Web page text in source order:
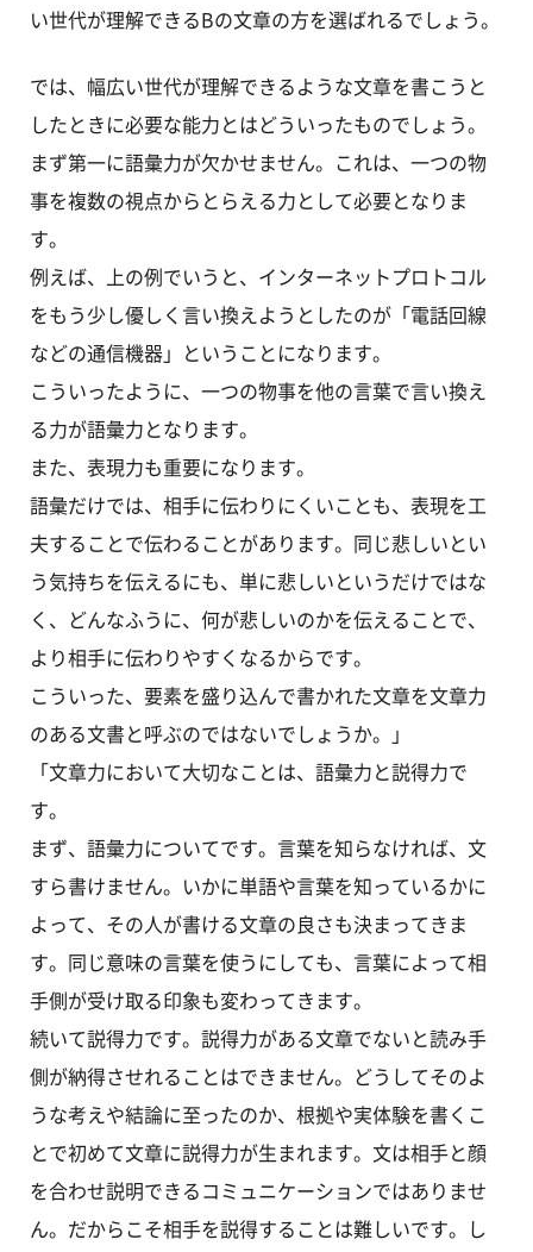
い世代が理解できるBの文章の方を選ばれるでしょう。
では、幅広い世代が理解できるような文章を書こうと
したときに必要な能力とはどういったものでしょう。
まず第一に語彙力が欠かせません。これは、一つの物
事を複数の視点からとらえる力として必要となりま
す。
例えば、上の例でいうと、インターネットプロトコル
をもう少し優しく言い換えようとしたのが「電話回線
などの通信機器」ということになります。
こういったように、一つの物事を他の言葉で言い換え
る力が語彙力となります。
また、表現力も重要になります。
語彙だけでは、相手に伝わりにくいことも、表現を工
夫することで伝わることがあります。同じ悲しいとい
う気持ちを伝えるにも、単に悲しいというだけではな
く、どんなふうに、何が悲しいのかを伝えることで、
より相手に伝わりやすくなるからです。
こういった、要素を盛り込んで書かれた文章を文章力
のある文書と呼ぶのではないでしょうか。」
「文章力において大切なことは、語彙力と説得力で
す。
まず、語彙力についてです。言葉を知らなければ、文
すら書けません。いかに単語や言葉を知っているかに
よって、その人が書ける文章の良さも決まってきま
す。同じ意味の言葉を使うにしても、言葉によって相
手側が受け取る印象も変わってきます。
続いて説得力です。説得力がある文章でないと読み手
側が納得させれることはできません。どうしてそのよ
うな考えや結論に至ったのか、根拠や実体験を書くこ
とで初めて文章に説得力が生まれます。文は相手と顔
を合わせ説明できるコミュニケーションではありませ
ん。だからこそ相手を説得することは難しいです。し